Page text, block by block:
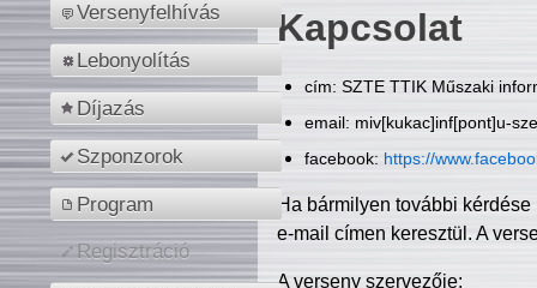
Versenyfelhívás
Lebonyolítás
Díjazás
Szponzorok
Program
Regisztráció
Kapcsolat
cím: SZTE TTIK Műszaki
email: miv[kukac]inf[pont]u-
facebook: https://
Ha bármilyen további
e-mail címen keresztül. A
A verseny szervezője: